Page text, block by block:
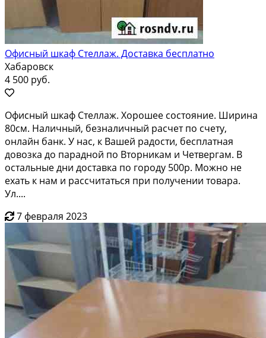
Офисный шкаф Стеллаж. Доставка бесплатно
Хабаровск
4 500 руб.
Офисный шкаф Стеллаж. Хорошее состояние. Ширина
80см. Наличный, безналичный расчет по счету,
онлайн банк. У нас, к Вашей радости, бесплатная
довозка до парадной по Вторникам и Четвергам. В
остальные дни доставка по городу 500р. Можно не
ехать к нам и рассчитаться при получении товара.
Ул....
7 февраля 2023